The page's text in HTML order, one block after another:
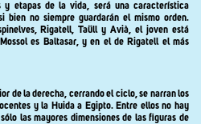
y etapas de la vida, será una característica
bien no siempre guardarán el mismo orden.
Rigatell, Taüll y Avià, el joven está
es Baltasar, y en el de Rigatell el más
de la derecha, cerrando el ciclo, se narran los
y la Huida a Egipto. Entre ellos no hay
las mayores dimensiones de las figuras de